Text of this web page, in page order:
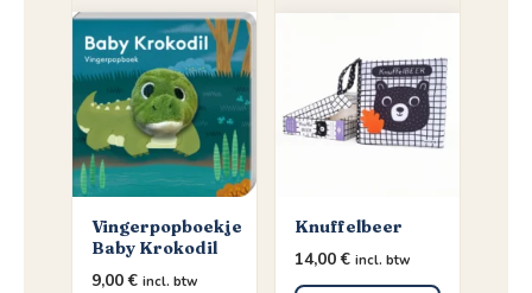
Vingerpopboekje
Baby Krokodil
9,00€ incl. btw
Knuffelbeer
14,00€ incl. btw